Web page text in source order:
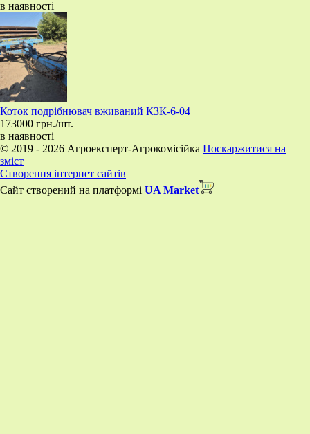
в наявності
Коток подрібнювач вживаний КЗК-6-04
173000 грн./шт.
в наявності
© 2019 - 2026 Агроексперт-Агрокомісійка Поскаржитися на
зміст
Створення інтернет сайтів
Сайт створений на платформі UA Market